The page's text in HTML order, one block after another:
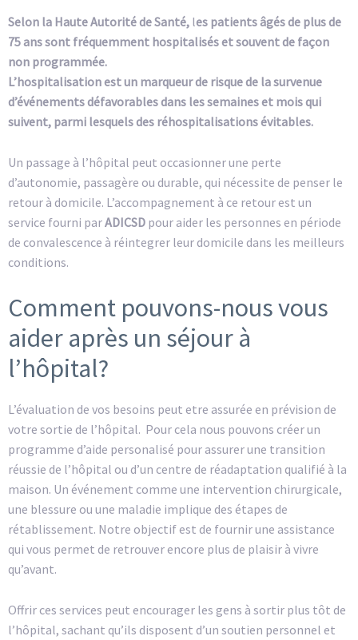
Selon la Haute Autorité de Santé, les patients âgés de plus de
75 ans sont fréquemment hospitalisés et souvent de façon
non programmée.
L’hospitalisation est un marqueur de risque de la survenue
d’événements défavorables dans les semaines et mois qui
suivent, parmi lesquels des réhospitalisations évitables.
Un passage à l’hôpital peut occasionner une perte
d’autonomie, passagère ou durable, qui nécessite de penser le
retour à domicile. L’accompagnement à ce retour est un
service fourni parADICSD pour aider les personnes en période
de convalescence à réintegrer leur domicile dans les meilleurs
conditions.
Comment pouvons-nous vous
aider après un séjour à
l’hôpital?
L’évaluation de vos besoins peut etre assurée en prévision de
votre sortie de l’hôpital. Pour cela nous pouvons créer un
programme d’aide personalisé pour assurer une transition
réussie de l’hôpital ou d’un centre de réadaptation qualifié à la
maison. Un événement comme une intervention chirurgicale,
une blessure ou une maladie implique des étapes de
rétablissement. Notre objectif est de fournir une assistance
qui vous permet de retrouver encore plus de plaisir à vivre
qu’avant.
Offrir ces services peut encourager les gens à sortir plus tôt de
l’hôpital, sachant qu’ils disposent d’un soutien personnel et